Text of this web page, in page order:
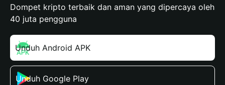
Dompet kripto terbaik dan aman yang dipercaya oleh
40 juta pengguna
Unduh Android APK
Unduh Google Play